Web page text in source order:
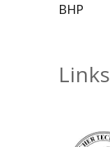
BHP
Links